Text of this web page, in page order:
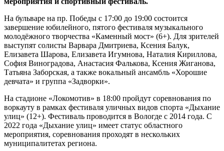
На бульваре на пр. Победы с 17:00 до 19:00 состоится
завершение юбилейного, пятого фестиваля музыкального
молодёжного творчества «Каменный мост» (6+). Для зрителей
выступят солисты Варвара Дмитриева, Ксения Балук,
Елизавета Шарова, Елизавета Игумнова, Наталия Кириллова,
София Виноградова, Анастасия Фалькова, Ксения Жиганова,
Татьяна Заборская, а также вокальный ансамбль «Хорошие
девчата» и группа «Задворки».
На стадионе «Локомотив» в 18:00 пройдут соревнования по
воркауту в рамках фестиваля уличных видов спорта «Дыхание
улиц» (12+). Фестиваль проводится в Вологде с 2014 года. С
2022 года «Дыхание улиц» имеет статус областного
мероприятия, соревнования проходят в нескольких
муниципалитетах региона.